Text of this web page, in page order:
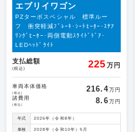
エブリイワゴン
PZターボスペシャル 標準ルー
フ 衝突軽減ﾌﾞﾚｰｷ･ｼｰﾄﾋｰﾀｰ･ｽﾃｱ
ﾘﾝｸﾞﾋｰﾀｰ･両側電動ｽﾗｲﾄﾞﾄﾞｱ･
LEDﾍｯﾄﾞﾗｲﾄ
支払総額
(税込) 225 万円
車両本体価格
(税込) 216.4万円
諸費用
(税込) 8.6 万円
年式 2026年（令和8年）
車検 2028年（令和10年）5月